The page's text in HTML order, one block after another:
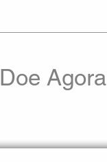
Doe Agora